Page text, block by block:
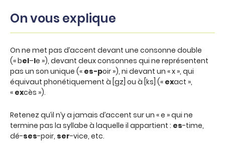
On vous explique
On ne met pas d’accent devant une consonne double
(« bel–le »), devant deux consonnes qui ne représentent
pas un son unique (« es-poir »), ni devant un « x », qui
équivaut phonétiquement à [gz] ou à [ks] (« exact »,
« excès »).
Retenez qu’il n’y a jamais d’accent sur un « e » qui ne
termine pas la syllabe à laquelle il appartient : es-time,
dé-ses-poir, ser-vice, etc.